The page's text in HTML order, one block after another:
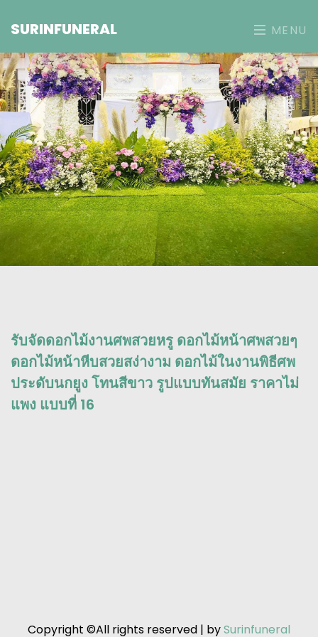
SURINFUNERAL MENU
รับจัดดอกไม้งานศพสวยหรู ดอกไม้หน้าศพสวยๆ
ดอกไม้หน้าหีบสวยสง่างาม ดอกไม้ในงานพิธีศพ
ประดับนกยูง โทนสีขาว รูปแบบทันสมัย ราคาไม่
แพง แบบที่ 16
Copyright ©All rights reserved | bySurinfuneral